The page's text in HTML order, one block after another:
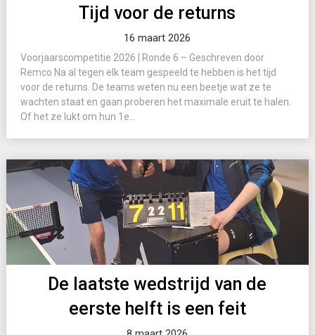
Tijd voor de returns
16 maart 2026
Voorjaarscompetitie 2026 | Ronde 6 – Geschreven door
Remco Na al tegen elk team gespeeld te hebben is het tijd
voor de returns. De teams weten nu een beetje wat ze te
wachten staat en gaan proberen het maximale eruit te halen.
Of het ze lukt om hun 1e...
De laatste wedstrijd van de
eerste helft is een feit